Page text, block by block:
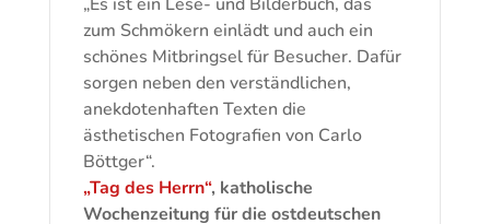
zum Schmökern einlädt und auch ein
schönes Mitbringsel für Besucher. Dafür
sorgen neben den verständlichen,
anekdotenhaften Texten die
ästhetischen Fotografien von Carlo
Böttger“.
„Tag des Herrn“, katholische
Wochenzeitung für die ostdeutschen